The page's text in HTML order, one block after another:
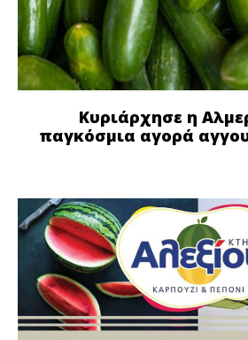
Κυριάρχησε η
παγκόσμια αγορά